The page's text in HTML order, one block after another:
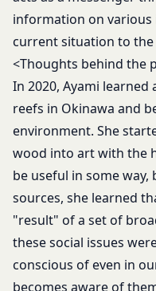
information on various
current situation to the
<Thoughts behind the
In 2020, Ayami
reefs in Okinawa and
environment. She
wood into art with the
be useful in some
sources, she learned
"result" of a set of
these social issues
conscious of even in
becomes aware of